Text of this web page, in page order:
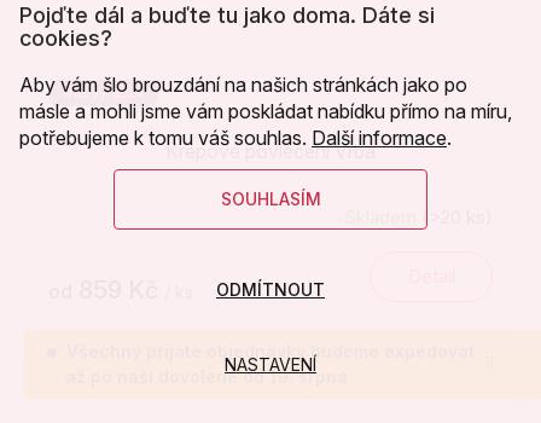
Pojďte dál a buďte tu jako doma. Dáte si
cookies?
Aby vám šlo brouzdání na našich stránkách jako po
másle a mohli jsme vám poskládat nabídku přímo na míru,
potřebujeme k tomu váš souhlas. Další informace.
SOUHLASÍM
NASTAVENÍ
ODMÍTNOUT
Všechny přijaté objednávky budeme expedovat
až po naší dovolené od 19. srpna
Náš výrobek
Krepové povlečení Vrba